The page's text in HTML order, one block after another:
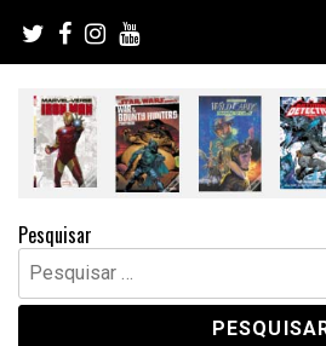
content
Pesquisar
Pesquisar
por: